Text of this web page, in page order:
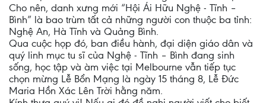
Cho nên, danh xưng mới “Hội Ái Hữu Nghệ - Tĩnh –
Bình” là bao trùm tất cả những người con thuộc ba tỉnh:
Nghệ An, Hà Tĩnh và Quảng Bình.
Qua cuộc họp đó, ban điều hành, đại diện giáo dân và
quý linh mục tu sĩ của Nghệ - Tĩnh – Bình đang sinh
sống, học tập và àm việc tại Melbourne vẫn tiếp tục
chọn mừng Lễ Bổn Mạng là ngày 15 tháng 8, Lễ Đức
Maria Hồn Xác Lên Trời hằng năm.